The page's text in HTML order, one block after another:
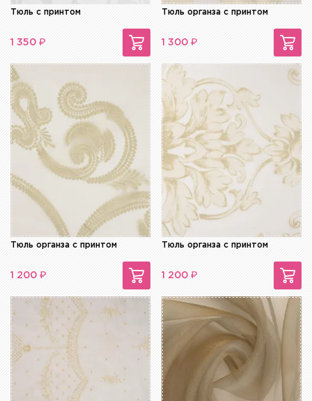
Тюль с принтом
1 350 ₽
Тюль органза с принтом
1 300 ₽
Тюль органза с принтом
1 200 ₽
Тюль органза с принтом
1 200 ₽